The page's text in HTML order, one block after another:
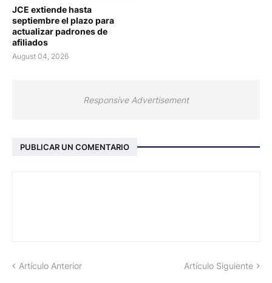
JCE extiende hasta
septiembre el plazo para
actualizar padrones de
afiliados
August 04, 2026
Responsive Advertisement
PUBLICAR UN COMENTARIO
Artículo Anterior Artículo Siguiente